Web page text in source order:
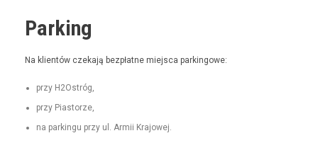
Parking
Na klien­tów czeka­ją bezpłatne miejs­ca parkingowe:
przy H2Ostróg,
przy Pias­torze,
na parkingu przy ul. Armii Krajowej.